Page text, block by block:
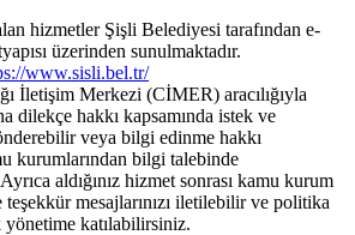
hizmetler Şişli Belediyesi tarafından e-
üzerinden sunulmaktadır.
www.sisli.bel.tr/
İletişim Merkezi (CİMER) aracılığıyla
dilekçe hakkı kapsamında istek ve
veya bilgi edinme hakkı
kurumlarından bilgi talebinde
aldığınız hizmet sonrası kamu kurum
mesajlarınızı iletilebilir ve politika
katılabilirsiniz.